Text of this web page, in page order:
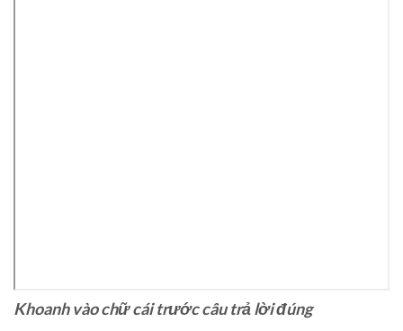
Khoanh vào chữ cái trước câu trả lời đúng